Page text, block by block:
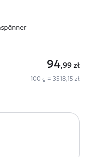
94,99 zł
100 g = 3518,15 zł